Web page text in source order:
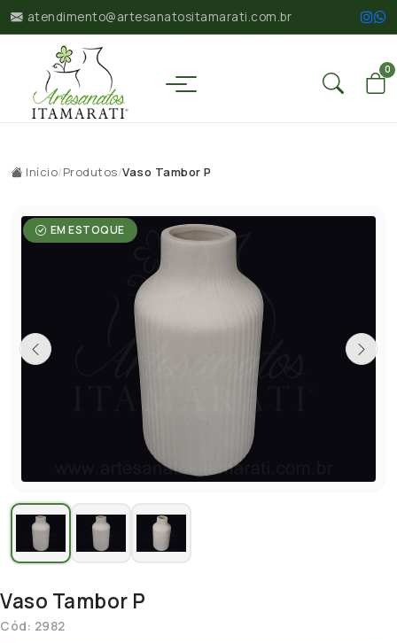
atendimento@artesanatositamarati.com.br
0
Início/Produtos/Vaso Tambor P
EM ESTOQUE
Vaso Tambor P
Cód: 2982